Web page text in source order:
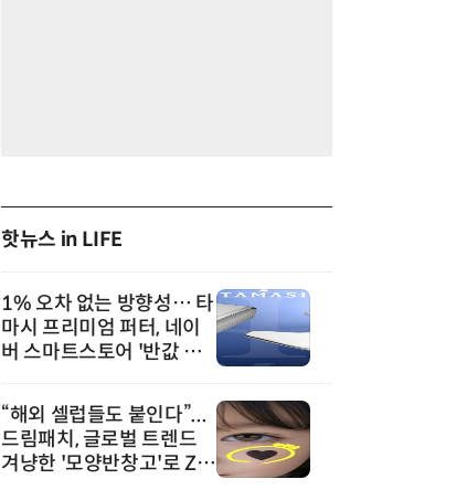
핫뉴스 in LIFE
1% 오차 없는 방향성… 타
마시 프리미엄 퍼터, 네이
버 스마트스토어 '반값 할
“해외 셀럽들도 붙인다”...
드림패치, 글로벌 트렌드
겨냥한 '모양반창고'로 Z세